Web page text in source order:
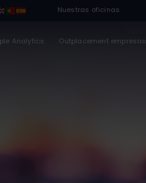
Nuestras oficinas
Analytics Outplacement empresas